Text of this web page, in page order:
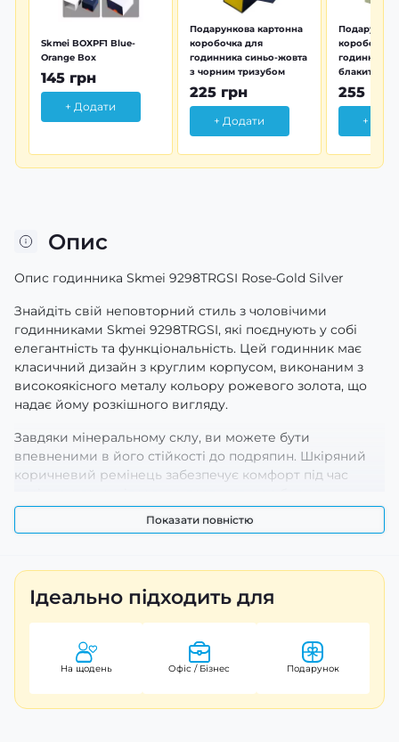
Skmei BOXPF1 Blue-
Orange Box
145 грн
+ Додати
Подарункова картонна
коробочка для
годинника синьо-жовта
з чорним тризубом
225 грн
+ Додати
коробочка
годинника
блакитна
255 грн
+
Опис
Опис годинника Skmei 9298TRGSI Rose-Gold Silver
Знайдіть свій неповторний стиль з чоловічими
годинниками Skmei 9298TRGSI, які поєднують у собі
елегантність та функціональність. Цей годинник має
класичний дизайн з круглим корпусом, виконаним з
високоякісного металу кольору рожевого золота, що
надає йому розкішного вигляду.
Завдяки мінеральному склу, ви можете бути
впевненими в його стійкості до подряпин. Шкіряний
коричневий ремінець забезпечує комфорт під час
стилем одягу. Годинники мають кварцовий механізм,
що гарантує точний хід часу.
вибором для повсякденного використання. Діаметр
корпусу складає 42 мм, що додає масивності, а
електролюмінесцентна підсвітка забезпечує зручність у
темряві. Годинник індикує години та хвилини, а також
оснащений браслетом для легкого регулювання.
Цей годинник — чудовий варіант для чоловіків, що
цінують стиль та якість. Ваша покупка буде
Показати повністю
Ідеально підходить для
На щодень Офіс / Бізнес Подарунок